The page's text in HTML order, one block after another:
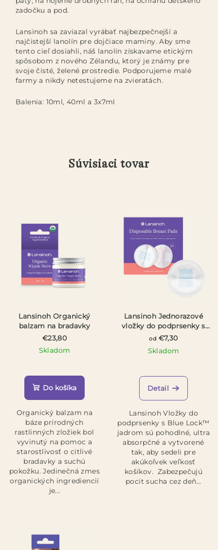
zadočku a pod.
Lansinoh sa zaviazal vyrábať najbezpečnejší a
najčistejší lanolín pre dojčiace maminy. Aby sme
tento cieľ dosiahli, náš lanolín získavame etickým
spôsobom z nového Zélandu, ktorý je známy pre
svoje čisté, želené prostredie. Podporujeme malé
farmy a nikdy netestujeme na zvieratách.
Balenia: 10ml, 40ml a 3x7ml
Súvisiaci tovar
Lansinoh Organický
balzam na bradavky
€23,80
Skladom
Do košíka
Organický balzam na
báze prírodných
rastlinných zložiek bol
vyvinutý na pomoc a
starostlivosť o citlivé
bradavky a suchú
pokožku. Jedinečná zmes
organických ingrediencií
je...
Lansinoh Jednorazové
vložky do podprsenky s
Blue Lock jadrom
od €7,30
Skladom
hodnotenie
produktu
z
5
hviezdičiek.
Detail
Lansinoh Vložky do
podprsenky s Blue Lock™
jadrom sú pohodlné, ultra
absorpčné a vytvorené
tak, aby sedeli pre
akúkoľvek veľkosť
košíkov. Zabezpečujú
pocit sucha cez deň...